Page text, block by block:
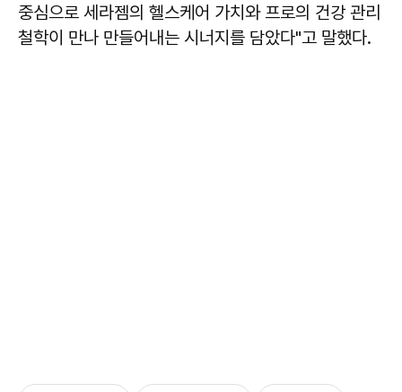
중심으로 세라젬의 헬스케어 가치와 프로의 건강 관리
철학이 만나 만들어내는 시너지를 담았다"고 말했다.